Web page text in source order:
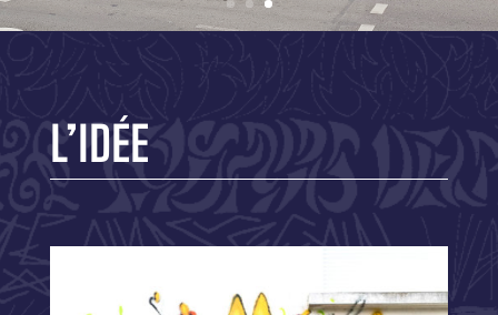
L’IDÉE